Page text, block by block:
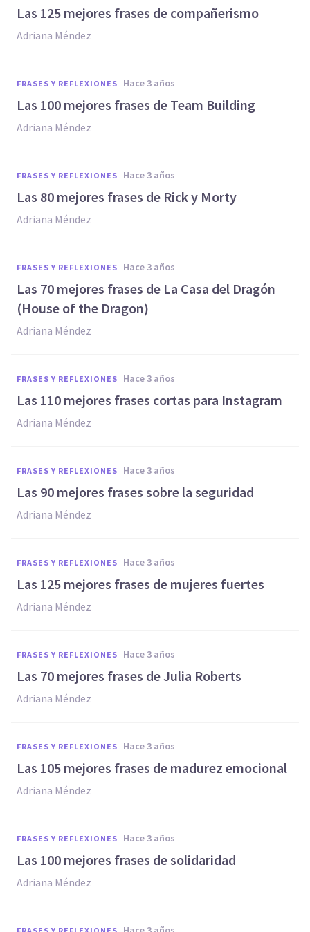
Las 125 mejores frases de compañerismo
Adriana Méndez
FRASES Y REFLEXIONES hace 3 años
Las 100 mejores frases de Team Building
Adriana Méndez
FRASES Y REFLEXIONES hace 3 años
Las 80 mejores frases de Rick y Morty
Adriana Méndez
FRASES Y REFLEXIONES hace 3 años
Las 70 mejores frases de La Casa del Dragón
(House of the Dragon)
Adriana Méndez
FRASES Y REFLEXIONES hace 3 años
Las 110 mejores frases cortas para Instagram
Adriana Méndez
FRASES Y REFLEXIONES hace 3 años
Las 90 mejores frases sobre la seguridad
Adriana Méndez
FRASES Y REFLEXIONES hace 3 años
Las 125 mejores frases de mujeres fuertes
Adriana Méndez
FRASES Y REFLEXIONES hace 3 años
Las 70 mejores frases de Julia Roberts
Adriana Méndez
FRASES Y REFLEXIONES hace 3 años
Las 105 mejores frases de madurez emocional
Adriana Méndez
FRASES Y REFLEXIONES hace 3 años
Las 100 mejores frases de solidaridad
Adriana Méndez